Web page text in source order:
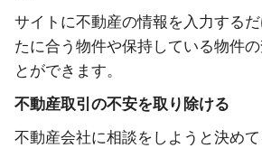
サイトに不動産の情報を入力する
たに合う物件や保持している物件
とができます。
不動産取引の不安を取り除ける
不動産会社に相談をしようと決め